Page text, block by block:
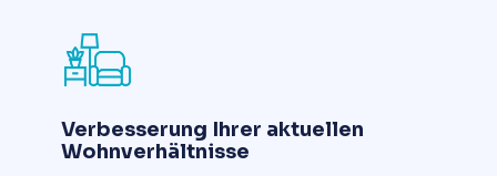
Verbesserung Ihrer aktuellen
Wohnverhältnisse